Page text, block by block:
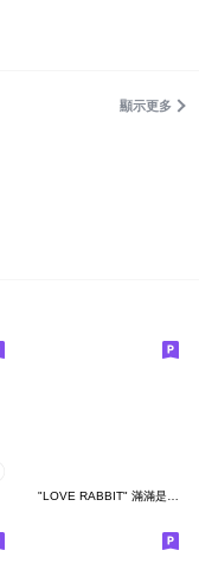
顯示更多
"LOVE RABBIT" 滿滿是愛 台灣版